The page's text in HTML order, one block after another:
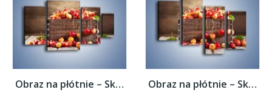
Obraz na płótnie – Skrzynka nazrywanych... Obraz na płótnie – Skrzynka nazrywanych...